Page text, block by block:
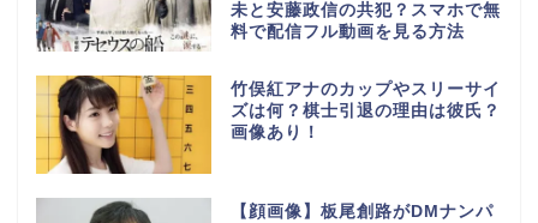
未と安藤政信の共犯？スマホで無
料で配信フル動画を見る方法
竹俣紅アナのカップやスリーサイ
ズは何？棋士引退の理由は彼氏？
画像あり！
【顔画像】板尾創路がDMナンパ